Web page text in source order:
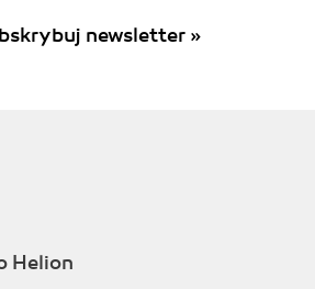
newsletter »
Helion